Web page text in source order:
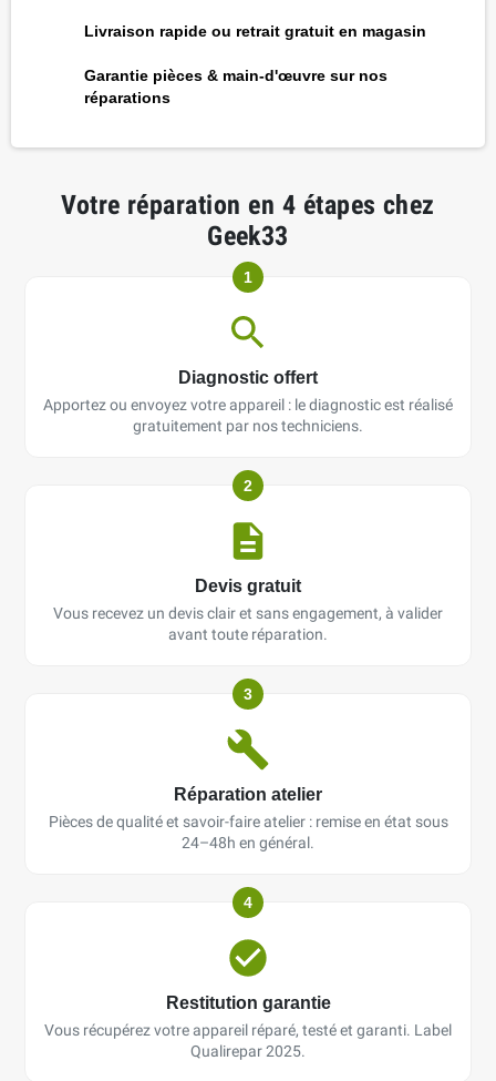
Livraison rapide ou retrait gratuit en magasin
Garantie pièces & main-d'œuvre sur nos
réparations
Votre réparation en 4 étapes chez
Geek33
1
Diagnostic offert
Apportez ou envoyez votre appareil : le diagnostic est réalisé
gratuitement par nos techniciens.
2
Devis gratuit
Vous recevez un devis clair et sans engagement, à valider
avant toute réparation.
3
Réparation atelier
Pièces de qualité et savoir-faire atelier : remise en état sous
24–48h en général.
4
Restitution garantie
Vous récupérez votre appareil réparé, testé et garanti. Label
Qualirepar 2025.